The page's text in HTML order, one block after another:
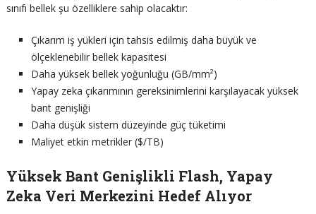
sınıfı bellek şu özelliklere sahip olacaktır:
Çıkarım iş yükleri için tahsis edilmiş daha büyük ve
ölçeklenebilir bellek kapasitesi
Daha yüksek bellek yoğunluğu (GB/mm²)
Yapay zeka çıkarımının gereksinimlerini karşılayacak yüksek
bant genişliği
Daha düşük sistem düzeyinde güç tüketimi
Maliyet etkin metrikler ($/TB)
Yüksek Bant Genişlikli Flash, Yapay
Zeka Veri Merkezini Hedef Alıyor